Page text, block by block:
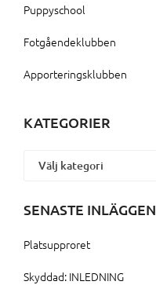
Puppyschool
Fotgåendeklubben
Apporteringsklubben
KATEGORIER
Kategorier
SENASTE INLÄGGEN
Platsupproret
Skyddad: INLEDNING